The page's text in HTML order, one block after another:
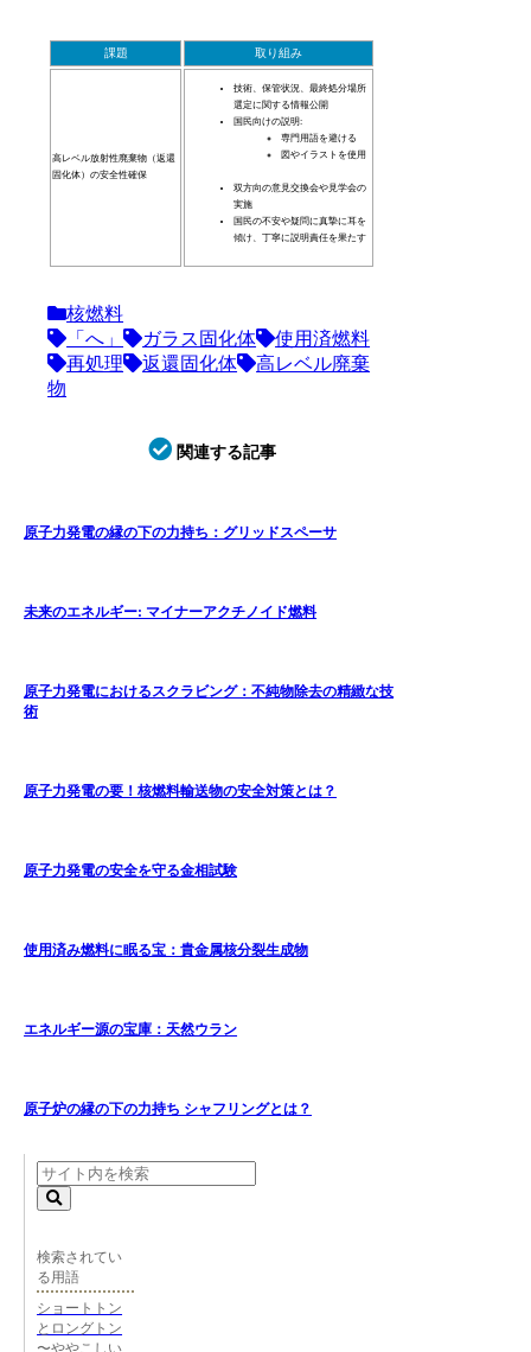
課題 取り組み
高レベル放射性廃棄物（返還
固化体）の安全性確保
技術、保管状況、最終処分場所
選定に関する情報公開
国民向けの説明:
専門用語を避ける
図やイラストを使用
双方向の意見交換会や見学会の
実施
国民の不安や疑問に真摯に耳を
傾け、丁寧に説明責任を果たす
核燃料
「へ」
ガラス固化体
使用済燃料
再処理
返還固化体
高レベル廃棄
物
関連する記事
原子力発電の縁の下の力持ち：グリッドスペーサ
未来のエネルギー: マイナーアクチノイド燃料
原子力発電におけるスクラビング：不純物除去の精緻な技
術
原子力発電の要！核燃料輸送物の安全対策とは？
原子力発電の安全を守る金相試験
使用済み燃料に眠る宝：貴金属核分裂生成物
エネルギー源の宝庫：天然ウラン
原子炉の縁の下の力持ち シャフリングとは？
検索されてい
る用語
ショートトン
とロングトン
〜ややこしい